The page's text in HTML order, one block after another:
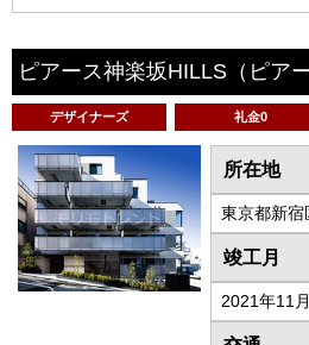
ピアース神楽坂HILLS （ピア
デザイナーズ 礼金0
所在地
東京都新
竣工月
2021年11月